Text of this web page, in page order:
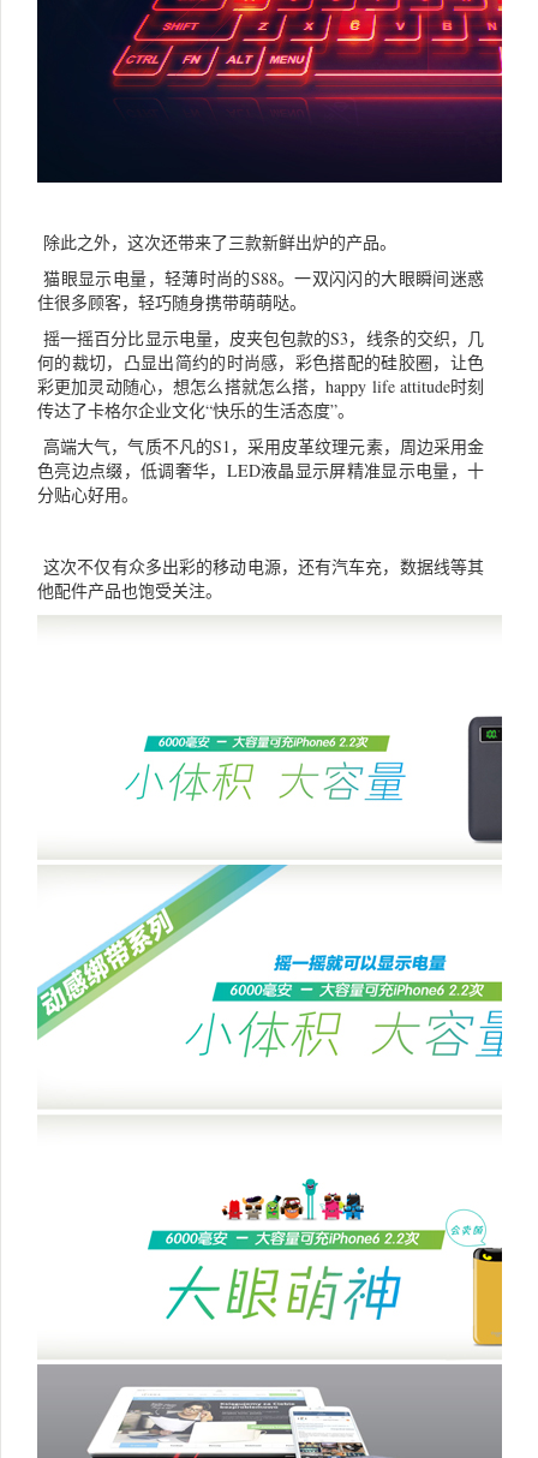
除此之外，这次还带来了三款新鲜出炉的产品。
猫眼显示电量，轻薄时尚的S88。一双闪闪的大眼瞬间迷惑
住很多顾客，轻巧随身携带萌萌哒。
摇一摇百分比显示电量，皮夹包包款的S3，线条的交织，几
何的裁切，凸显出简约的时尚感，彩色搭配的硅胶圈，让色
彩更加灵动随心，想怎么搭就怎么搭，happy life attitude时刻
传达了卡格尔企业文化“快乐的生活态度”。
高端大气，气质不凡的S1，采用皮革纹理元素，周边采用金
色亮边点缀，低调奢华，LED液晶显示屏精准显示电量，十
分贴心好用。
这次不仅有众多出彩的移动电源，还有汽车充，数据线等其
他配件产品也饱受关注。